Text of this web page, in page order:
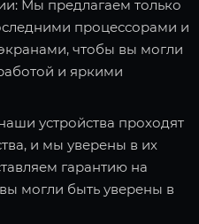
Мы предлагаем только
процессорами и
чтобы вы могли
и яркими
устройства проходят
и мы уверены в их
гарантию на
могли быть уверены в